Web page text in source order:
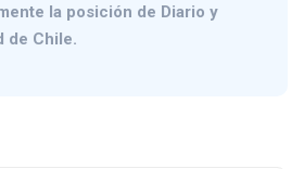
la posición de Diario y
de Chile.